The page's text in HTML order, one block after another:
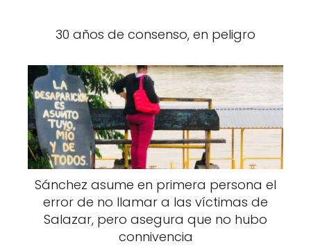
30 años de consenso, en peligro
Sánchez asume en primera persona el
error de no llamar a las víctimas de
Salazar, pero asegura que no hubo
connivencia